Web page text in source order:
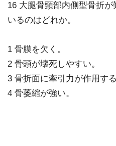
16 大腿骨頸部内側型骨折
いるのはどれか。
1 骨膜を欠く。
2 骨頭が壊死しやすい。
3 骨折面に牽引力が作用する
4 骨萎縮が強い。